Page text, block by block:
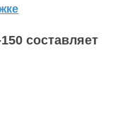
составляет